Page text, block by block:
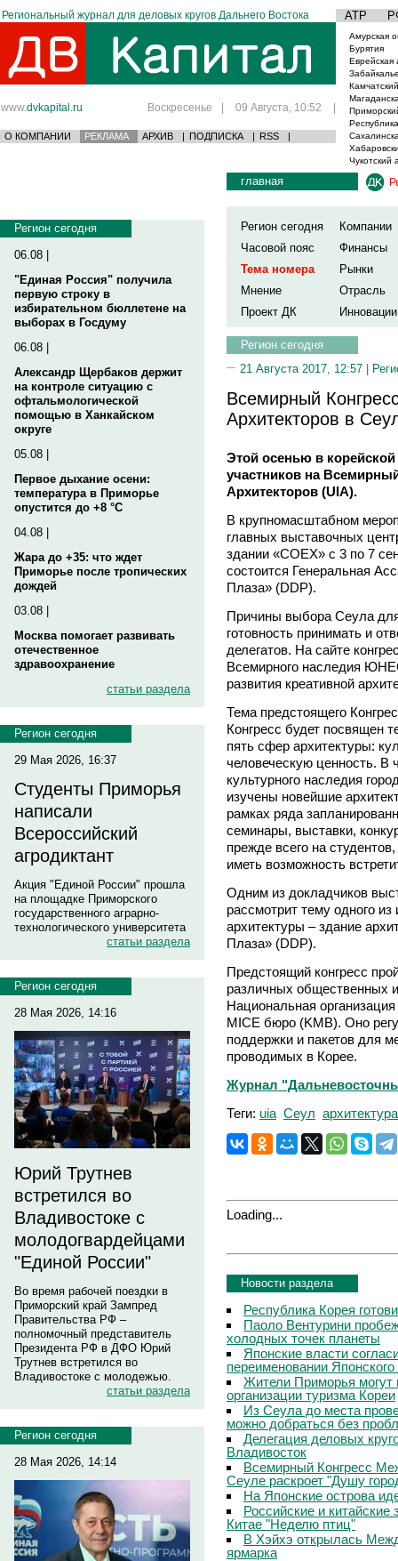
Региональный журнал для деловых кругов Дальнего Востока АТР
www.dvkapital.ru Воскресенье | 09 Августа, 10:52 |
О КОМПАНИИ РЕКЛАМА АРХИВ | ПОДПИСКА | RSS |
Амурская
Бурятия
Еврейская
Чукотский
Регион сегодня
06.08 |
"Единая Россия" получила
первую строку в
избирательном бюллетене на
выборах в Госдуму
06.08 |
Александр Щербаков держит
на контроле ситуацию с
офтальмологической
помощью в Ханкайском
округе
05.08 |
Первое дыхание осени:
температура в Приморье
опустится до +8 °C
04.08 |
Жара до +35: что ждет
Приморье после тропических
дождей
03.08 |
Москва помогает развивать
отечественное
здравоохранение
статьи раздела
Регион сегодня
29 Мая 2026, 16:37
Студенты Приморья
написали
Всероссийский
агродиктант
Акция "Единой России" прошла
на площадке Приморского
государственного аграрно-
технологического университета
статьи раздела
Регион сегодня
28 Мая 2026, 14:16
Юрий Трутнев
встретился во
Владивостоке с
молодогвардейцами
"Единой России"
Во время рабочей поездки в
Приморский край Зампред
Правительства РФ –
полномочный представитель
Президента РФ в ДФО Юрий
Трутнев встретился во
Владивостоке с молодежью.
статьи раздела
Регион сегодня
28 Мая 2026, 14:14
главная
Регион сегодня
Компании
Часовой пояс
Финансы
Тема номера
Рынки
Мнение
Отрасль
Проект ДК
Инновации
Регион сегодня
21 Августа 2017, 12:57 |
Всемирный
Архитекторов в
Этой осенью в корейской
участников на
Архитекторов (UIA).
В крупномасштабном
главных выставочных
здании «COEX» с 3 по 7
состоится Генеральная
Плаза» (DDP).
Причины выбора Сеула
готовность принимать и
делегатов. На сайте
Всемирного наследия
развития креативной
Тема предстоящего
Конгресс будет посвящен
пять сфер архитектуры:
человеческую ценность. В
культурного наследия
изучены новейшие
рамках ряда
семинары, выставки,
прежде всего на
иметь возможность
Одним из докладчиков
рассмотрит тему одного
архитектуры – здание
Плаза» (DDP).
Предстоящий конгресс
различных общественных
Национальная
MICE бюро (KMB). Оно
поддержки и пакетов для
проводимых в Корее.
Журнал
Теги: uia Сеул архитектура
Loading...
Новости раздела
Республика Корея
Паоло Вентурини
холодных точек планеты
Японские власти
переименовании
Жители Приморья могут
организации туризма Кореи
Из Сеула до места
можно добраться без
Делегация деловых
Владивосток
Всемирный Конгресс
Сеуле раскроет "Душу
На Японские острова
Российские и
Китае "Неделю птиц"
В Хэйхэ открылась
ярмарка